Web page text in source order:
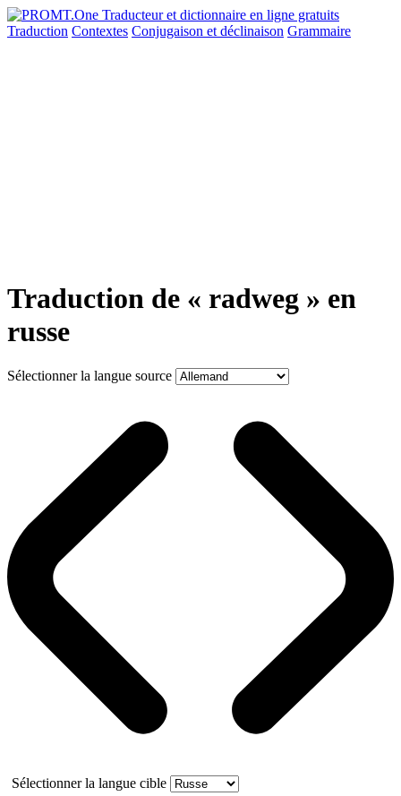
Traduction Contextes Conjugaison et déclinaison Grammaire
Traduction de « radweg » en
russe
Sélectionner la langue source
Sélectionner la langue cible